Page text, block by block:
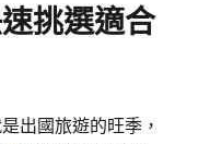
挑選適合
出國旅遊的旺季，